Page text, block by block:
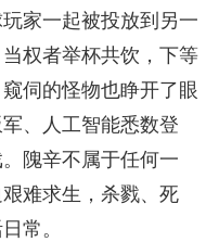
家一起被投放到另一
权者举杯共饮，下等
伺的怪物也睁开了眼
、人工智能悉数登
隗辛不属于任何一
难求生，杀戮、死
常。